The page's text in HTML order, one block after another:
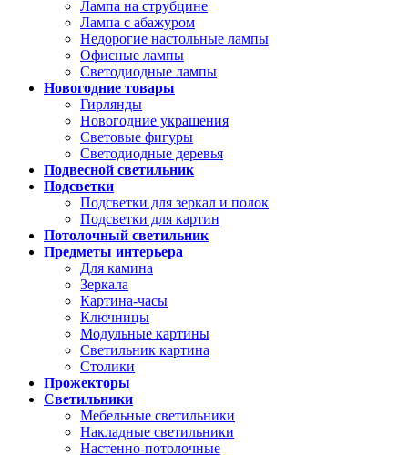
Лампа на струбцине
Лампа с абажуром
Недорогие настольные лампы
Офисные лампы
Светодиодные лампы
Новогодние товары
Гирлянды
Новогодние украшения
Световые фигуры
Светодиодные деревья
Подвесной светильник
Подсветки
Подсветки для зеркал и полок
Подсветки для картин
Потолочный светильник
Предметы интерьера
Для камина
Зеркала
Картина-часы
Ключницы
Модульные картины
Светильник картина
Столики
Прожекторы
Светильники
Мебельные светильники
Накладные светильники
Настенно-потолочные